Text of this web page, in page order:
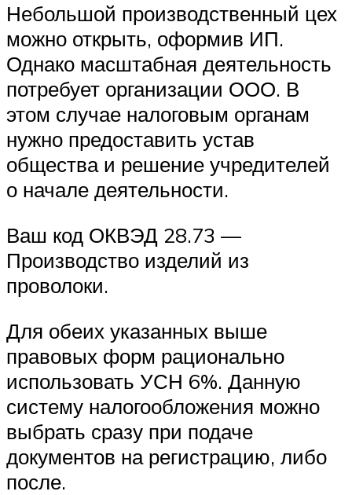
Небольшой производственный цех
можно открыть, оформив ИП.
Однако масштабная деятельность
потребует организации ООО. В
этом случае налоговым органам
нужно предоставить устав
общества и решение учредителей
о начале деятельности.
Ваш код ОКВЭД 28.73 —
Производство изделий из
проволоки.
Для обеих указанных выше
правовых форм рационально
использовать УСН 6%. Данную
систему налогообложения можно
выбрать сразу при подаче
документов на регистрацию, либо
после.